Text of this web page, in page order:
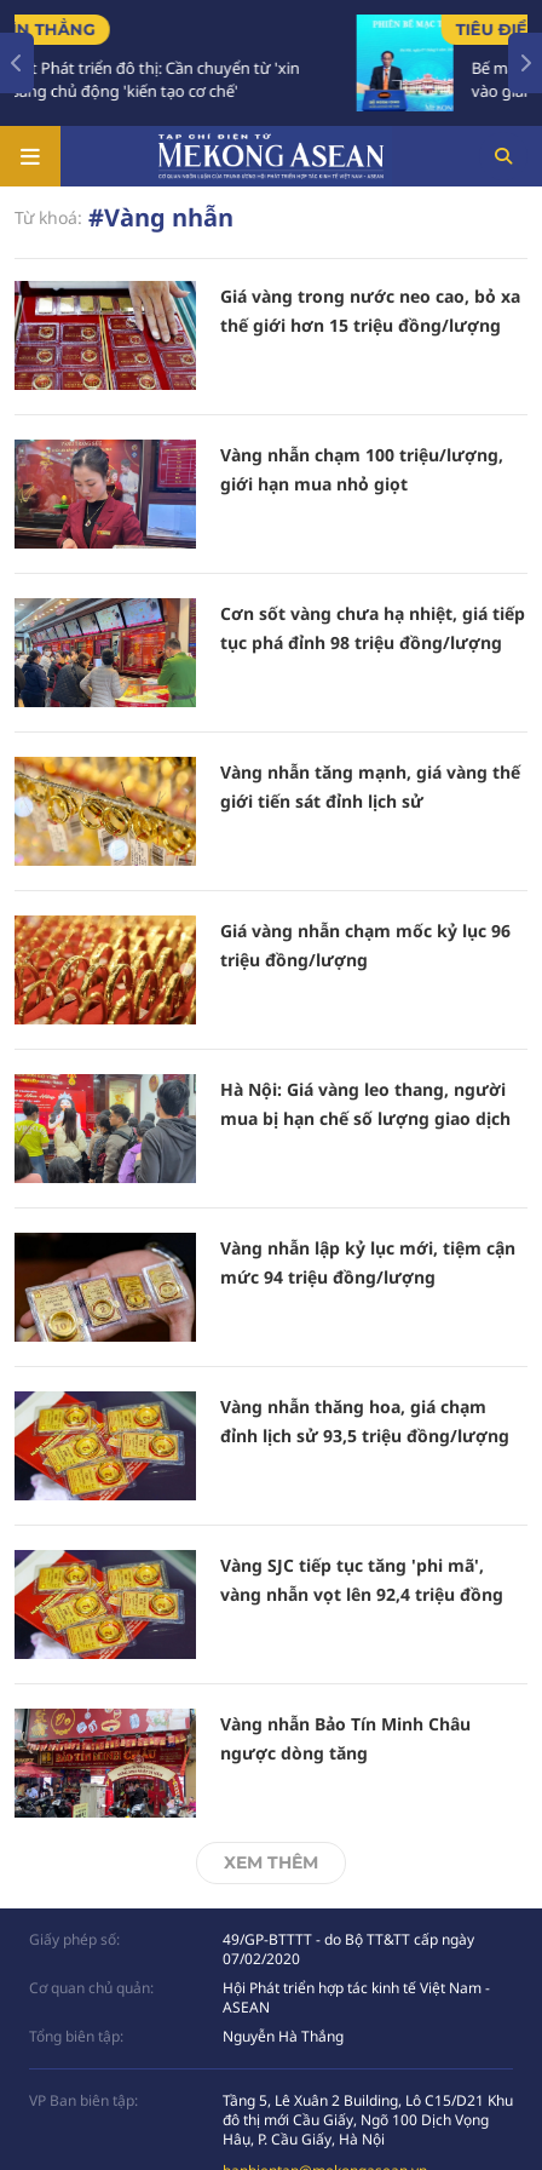
đô thị: Cần chuyển từ 'xin
'kiến tạo cơ chế'
TIÊU ĐIỂM
Bế mạc Hội nghị
vào giai đoạn hành
Từ khoá: #Vàng nhẫn
Giá vàng trong nước neo cao, bỏ xa
thế giới hơn 15 triệu đồng/lượng
Vàng nhẫn chạm 100 triệu/lượng,
giới hạn mua nhỏ giọt
Cơn sốt vàng chưa hạ nhiệt, giá tiếp
tục phá đỉnh 98 triệu đồng/lượng
Vàng nhẫn tăng mạnh, giá vàng thế
giới tiến sát đỉnh lịch sử
Giá vàng nhẫn chạm mốc kỷ lục 96
triệu đồng/lượng
Hà Nội: Giá vàng leo thang, người
mua bị hạn chế số lượng giao dịch
Vàng nhẫn lập kỷ lục mới, tiệm cận
mức 94 triệu đồng/lượng
Vàng nhẫn thăng hoa, giá chạm
đỉnh lịch sử 93,5 triệu đồng/lượng
Vàng SJC tiếp tục tăng 'phi mã',
vàng nhẫn vọt lên 92,4 triệu đồng
Vàng nhẫn Bảo Tín Minh Châu
ngược dòng tăng
XEM THÊM
Giấy phép số:
49/GP-BTTTT - do Bộ TT&TT cấp ngày
07/02/2020
Cơ quan chủ quản:
Hội Phát triển hợp tác kinh tế Việt Nam -
ASEAN
Tổng biên tập:
Nguyễn Hà Thắng
VP Ban biên tập:
Tầng 5, Lê Xuân 2 Building, Lô C15/D21 Khu
đô thị mới Cầu Giấy, Ngõ 100 Dịch Vọng
Hâụ, P. Cầu Giấy, Hà Nội